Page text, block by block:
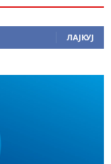
ЛАЈКУЈ